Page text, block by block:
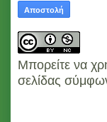
Μπορείτε να
σελίδας